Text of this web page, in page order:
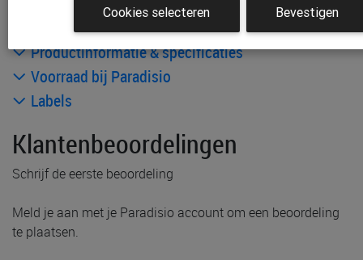
Productinformatie & specificaties
Voorraad bij Paradisio
Labels
Klantenbeoordelingen
Schrijf de eerste beoordeling
Meld je aan met je Paradisio account om een beoordeling
te plaatsen.
Cookies selecteren Bevestigen